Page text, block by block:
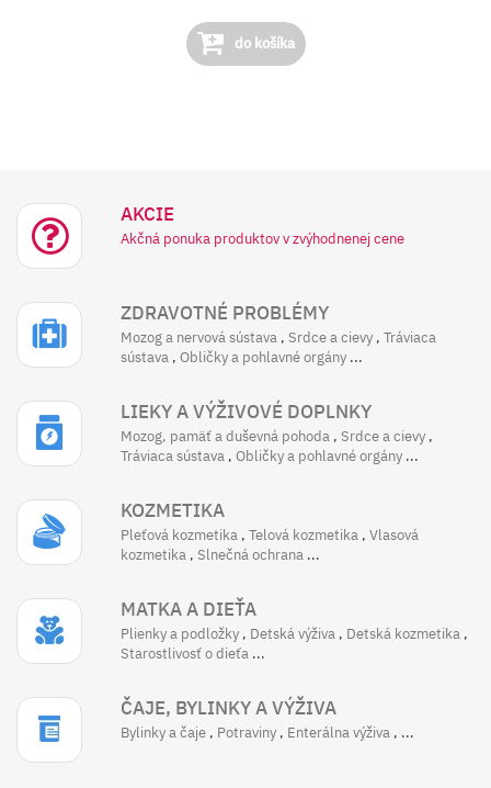
do košíka
AKCIE
Akčná ponuka produktov v zvýhodnenej cene
ZDRAVOTNÉ PROBLÉMY
Mozog a nervová sústava ,Srdce a cievy ,Tráviaca
sústava ,Obličky a pohlavné orgány ...
LIEKY A VÝŽIVOVÉ DOPLNKY
Mozog, pamäť a duševná pohoda ,Srdce a cievy ,
Tráviaca sústava ,Obličky a pohlavné orgány ...
KOZMETIKA
Pleťová kozmetika ,Telová kozmetika ,Vlasová
kozmetika ,Slnečná ochrana ...
MATKA A DIEŤA
Plienky a podložky , Detská výživa , Detská kozmetika ,
Starostlivosť o dieťa ...
ČAJE, BYLINKY A VÝŽIVA
Bylinky a čaje , Potraviny , Enterálna výživa , ...